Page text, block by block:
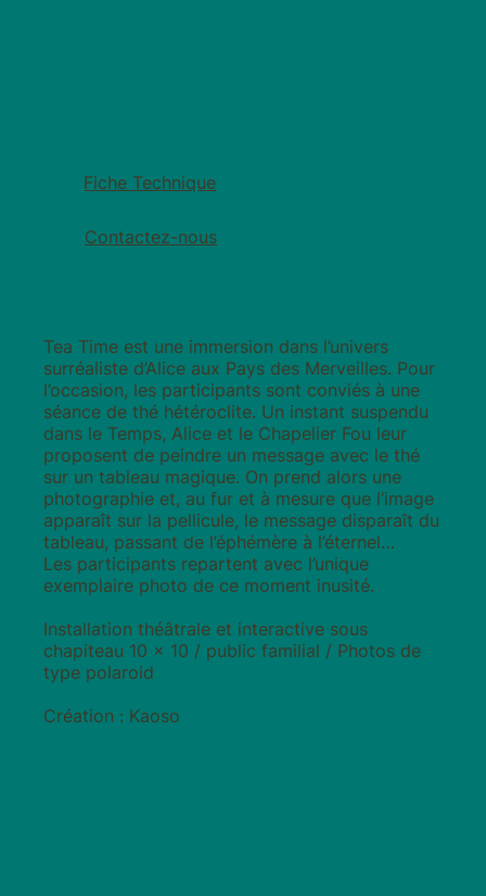
Tea Time est une immersion dans l’univers
surréaliste d’Alice aux Pays des Merveilles. Pour
l’occasion, les participants sont conviés à une
séance de thé hétéroclite. Un instant suspendu
dans le Temps, Alice et le Chapelier Fou leur
proposent de peindre un message avec le thé
sur un tableau magique. On prend alors une
photographie et, au fur et à mesure que l’image
apparaît sur la pellicule, le message disparaît du
tableau, passant de l’éphémère à l’éternel…
Les participants repartent avec l’unique
exemplaire photo de ce moment inusité.
Installation théâtrale et interactive sous
chapiteau 10 x 10 / public familial / Photos de
type polaroid
Création : Kaoso
Fiche Technique
Contactez-nous